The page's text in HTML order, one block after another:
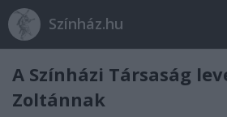
Színház.hu
A Színházi Társaság
Zoltánnak